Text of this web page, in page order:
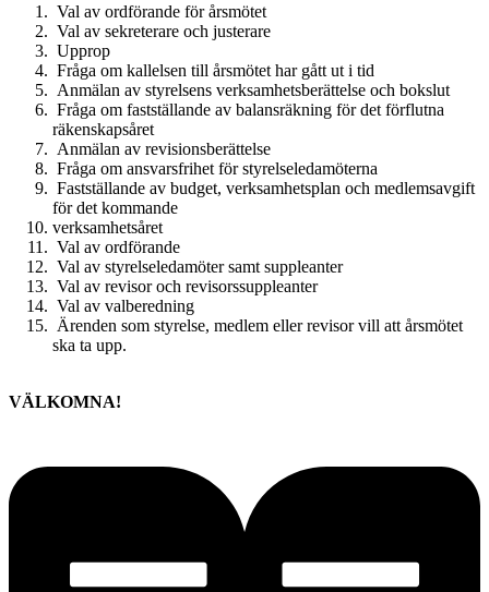
Val av ordförande för årsmötet
Val av sekreterare och justerare
Upprop
Fråga om kallelsen till årsmötet har gått ut i tid
Anmälan av styrelsens verksamhetsberättelse och bokslut
Fråga om fastställande av balansräkning för det förflutna
räkenskapsåret
Anmälan av revisionsberättelse
Fråga om ansvarsfrihet för styrelseledamöterna
Fastställande av budget, verksamhetsplan och medlemsavgift
för det kommande
verksamhetsåret
Val av ordförande
Val av styrelseledamöter samt suppleanter
Val av revisor och revisorssuppleanter
Val av valberedning
Ärenden som styrelse, medlem eller revisor vill att årsmötet
ska ta upp.
VÄLKOMNA!